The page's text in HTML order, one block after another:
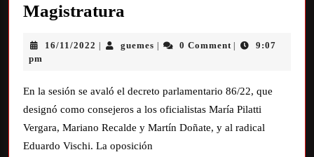
Magistratura
16/11/2022 | guemes | 0 Comment |
9:07
pm
En la sesión se avaló el decreto parlamentario 86/22, que
designó como consejeros a los oficialistas María Pilatti
Vergara, Mariano Recalde y Martín Doñate, y al radical
Eduardo Vischi. La oposición